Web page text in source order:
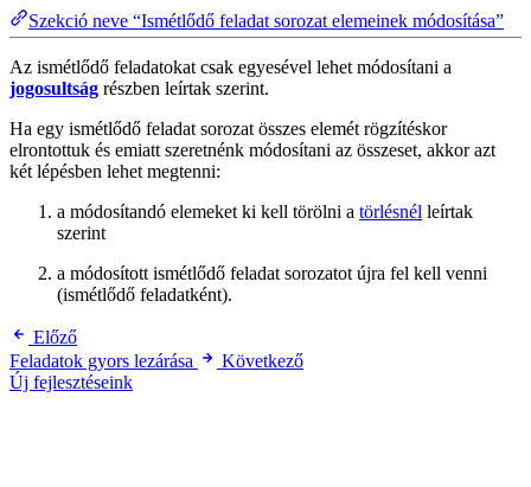
Szekció neve “Ismétlődő feladat sorozat elemeinek módosítása”
Az ismétlődő feladatokat csak egyesével lehet módosítani a
jogosultság részben leírtak szerint.
Ha egy ismétlődő feladat sorozat összes elemét rögzítéskor
elrontottuk és emiatt szeretnénk módosítani az összeset, akkor azt
két lépésben lehet megtenni:
a módosítandó elemeket ki kell törölni a törlésnél leírtak
szerint
a módosított ismétlődő feladat sorozatot újra fel kell venni
(ismétlődő feladatként).
Előző
Feladatok gyors lezárása
Következő
Új fejlesztéseink